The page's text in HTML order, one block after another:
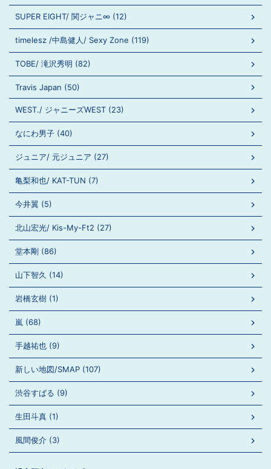
SUPER EIGHT/ 関ジャニ∞ (12)
timelesz /中島健人/ Sexy Zone (119)
TOBE/ 滝沢秀明 (82)
Travis Japan (50)
WEST./ ジャニーズWEST (23)
なにわ男子 (40)
ジュニア/ 元ジュニア (27)
亀梨和也/ KAT-TUN (7)
今井翼 (5)
北山宏光/ Kis-My-Ft2 (27)
堂本剛 (86)
山下智久 (14)
岩橋玄樹 (1)
嵐 (68)
手越祐也 (9)
新しい地図/SMAP (107)
渋谷すばる (9)
生田斗真 (1)
風間俊介 (3)